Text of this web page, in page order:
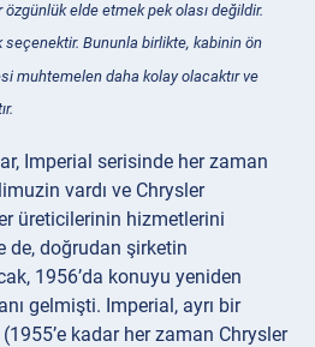
elde etmek pek olası değildir.
seçenektir. Bununla birlikte, kabinin ön
muhtemelen daha kolay olacaktır ve
Imperial serisinde her zaman
vardı ve Chrysler
üreticilerinin hizmetlerini
de, doğrudan şirketin
1956’da konuyu yeniden
gelmişti. Imperial, ayrı bir
kadar her zaman Chrysler